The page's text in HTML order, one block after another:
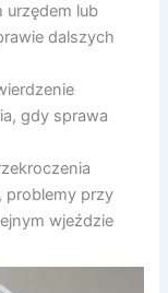
urzędem lub
dalszych
gdy sprawa
problemy przy
wjeździe